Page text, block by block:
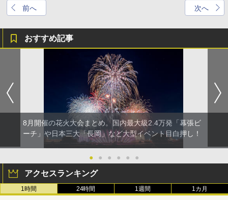
前へ 次へ
おすすめ記事
8月開催の花火大会まとめ。国内最大級2.4万発「幕張ビ
ーチ」や日本三大「長岡」など大型イベント目白押し！
● ● ● ● ● ●
アクセスランキング
1時間 24時間 1週間 1カ月